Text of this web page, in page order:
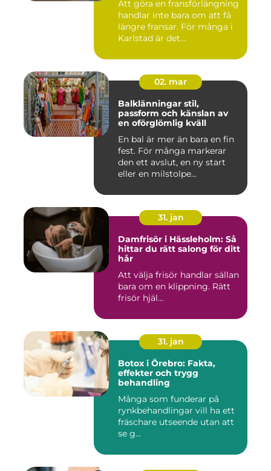
Att göra en fransförlängning
handlar inte bara om att få
längre fransar. För många i
Karlstad är det...
02. mar
Balklänningar stil,
passform och känslan av
en oförglömlig kväll
En bal är mer än bara en fin
fest. För många markerar
den ett avslut, en ny start
eller en milstolpe...
31. jan
Damfrisör i Hässleholm: Så
hittar du rätt salong för ditt
hår
Att välja frisör handlar sällan
bara om en klippning. Rätt
frisör hjäl...
31. jan
Botox i Örebro: Fakta,
effekter och trygg
behandling
Många som funderar på
rynkbehandlingar vill ha ett
fräschare utseende utan att
se g...